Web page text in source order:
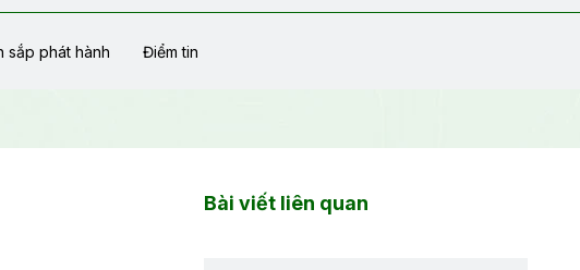
sắp phát hành Điểm tin
Bài viết liên quan